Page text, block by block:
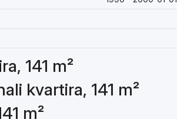
141 m²
kvartira, 141 m²
m²